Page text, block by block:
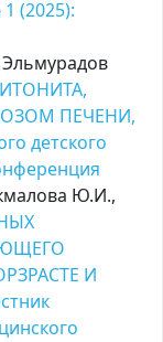
(2025):
ПЕЧЕНИ,
детского
Ю.И.,
И